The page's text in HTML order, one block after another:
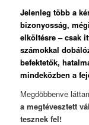
Jelenleg több a
bizonyosság,
elköltésre – csak
számokkal
befektetők,
mindeközben a
Megdöbbenve
a megtévesztett
tesznek fel!